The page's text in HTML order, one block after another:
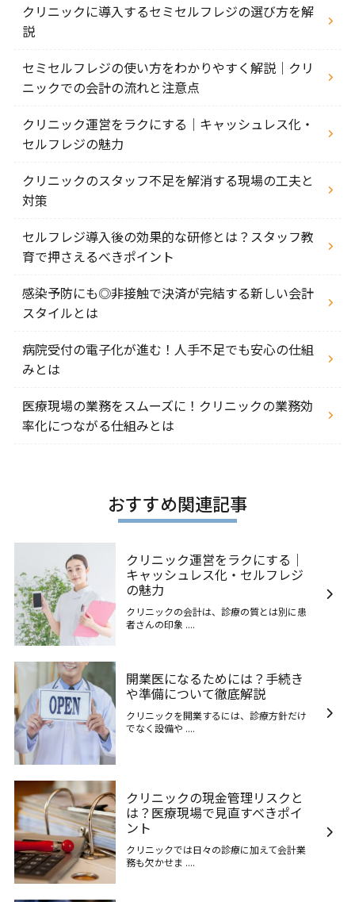
クリニックに導入するセミセルフレジの選び方を解
説
セミセルフレジの使い方をわかりやすく解説｜クリ
ニックでの会計の流れと注意点
クリニック運営をラクにする｜キャッシュレス化・
セルフレジの魅力
クリニックのスタッフ不足を解消する現場の工夫と
対策
セルフレジ導入後の効果的な研修とは？スタッフ教
育で押さえるべきポイント
感染予防にも◎非接触で決済が完結する新しい会計
スタイルとは
病院受付の電子化が進む！人手不足でも安心の仕組
みとは
医療現場の業務をスムーズに！クリニックの業務効
率化につながる仕組みとは
おすすめ関連記事
クリニック運営をラクにする｜
キャッシュレス化・セルフレジ
の魅力
クリニックの会計は、診療の質とは別に患
者さんの印象 ....
開業医になるためには？手続き
や準備について徹底解説
クリニックを開業するには、診療方針だけ
でなく設備や ....
クリニックの現金管理リスクと
は？医療現場で見直すべきポイ
ント
クリニックでは日々の診療に加えて会計業
務も欠かせま ....